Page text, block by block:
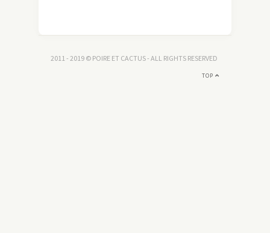
2011 - 2019 © POIRE ET CACTUS - ALL RIGHTS RESERVED
TOP